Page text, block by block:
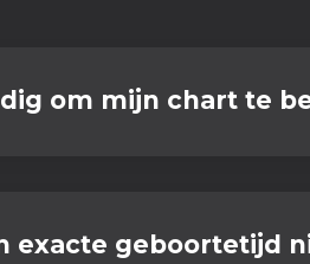
om mijn chart te
exacte geboortetijd